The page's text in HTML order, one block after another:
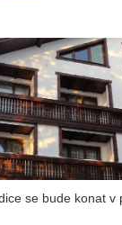
se bude konat v